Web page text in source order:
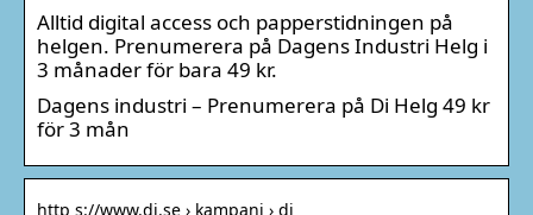
Alltid digital access och papperstidningen på
helgen. Prenumerera på Dagens Industri Helg i
3 månader för bara 49 kr.
Dagens industri – Prenumerera på Di Helg 49 kr
för 3 mån
http s://www.di.se › kampanj › di